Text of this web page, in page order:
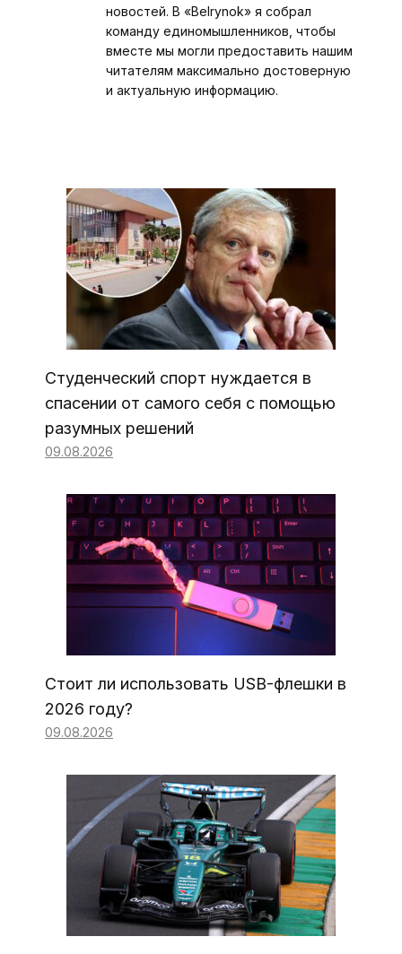
новостей. В «Belrynok» я собрал
команду единомышленников, чтобы
вместе мы могли предоставить нашим
читателям максимально достоверную
и актуальную информацию.
Студенческий спорт нуждается в
спасении от самого себя с помощью
разумных решений
09.08.2026
Стоит ли использовать USB-флешки в
2026 году?
09.08.2026